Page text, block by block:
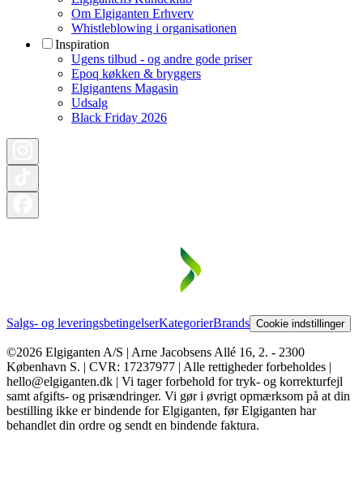
Om Elgiganten Erhverv
Whistleblowing i organisationen
Inspiration
Ugens tilbud - og andre gode priser
Epoq køkken & bryggers
Elgigantens Magasin
Udsalg
Black Friday 2026
Salgs- og leveringsbetingelserKategorierBrands Cookie indstillinger
©2026 Elgiganten A/S | Arne Jacobsens Allé 16, 2. - 2300
København S. | CVR: 17237977 | Alle rettigheder forbeholdes |
hello@elgiganten.dk | Vi tager forbehold for tryk- og korrekturfejl
samt afgifts- og prisændringer. Vi gør i øvrigt opmærksom på at din
bestilling ikke er bindende for Elgiganten, før Elgiganten har
behandlet din ordre og sendt en bindende faktura.